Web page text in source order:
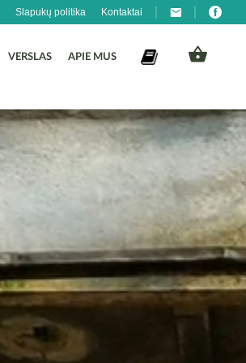
Slapukų politika Kontaktai
VERSLAS APIE MUS